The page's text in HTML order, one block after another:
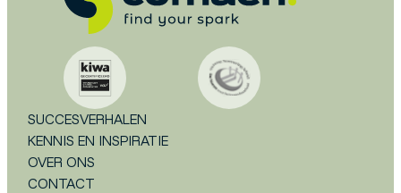
SUCCESVERHALEN
KENNIS EN INSPIRATIE
OVER ONS
CONTACT